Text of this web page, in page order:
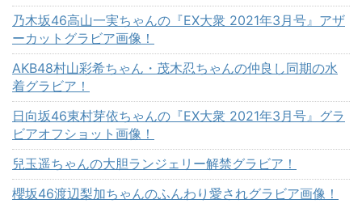
乃木坂46高山一実ちゃんの『EX大衆 2021年3月号』アザ
ーカットグラビア画像！
AKB48村山彩希ちゃん・茂木忍ちゃんの仲良し同期の水
着グラビア！
日向坂46東村芽依ちゃんの『EX大衆 2021年3月号』グラ
ビアオフショット画像！
兒玉遥ちゃんの大胆ランジェリー解禁グラビア！
櫻坂46渡辺梨加ちゃんのふんわり愛されグラビア画像！